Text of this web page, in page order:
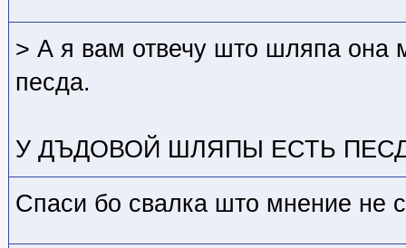
> А я вам отвечу што шляпа она
песда.
У ДЪДОВОЙ ШЛЯПЫ ЕСТЬ
Спаси бо свалка што мнение не